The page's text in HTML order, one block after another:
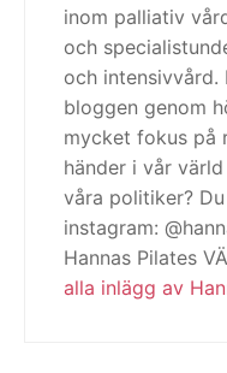
inom palliativ
och
och intensivvård.
bloggen genom
mycket fokus på
händer i vår
våra politiker?
instagram:
Hannas Pilates
alla inlägg av